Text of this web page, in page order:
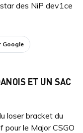
des NiP dev1ce
Google
ET UN SAC
loser bracket du
pour le Major CSGO